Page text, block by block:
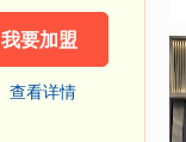
我要加盟
查看详情